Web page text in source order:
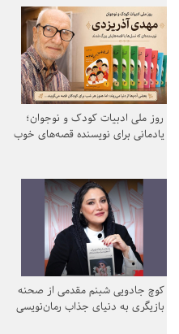
روز ملی ادبیات کودک و نوجوان؛
یادمانی برای نویسنده قصه‌های خوب
کوچ جادویی شبنم مقدمی از صحنه
بازیگری به دنیای جذاب رمان‌نویسی